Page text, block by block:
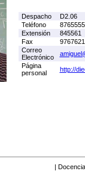
Despacho
D2.06
Teléfono
Extensión
845561
Fax
Correo
Electrónico
Página
personal
http://
|